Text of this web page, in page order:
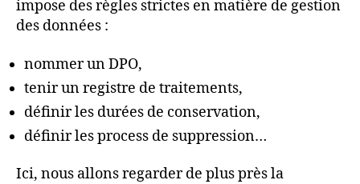
impose des règles strictes en matière de gestion
des données :
nommer un DPO,
tenir un registre de traitements,
définir les durées de conservation,
définir les process de suppression…
Ici, nous allons regarder de plus près la